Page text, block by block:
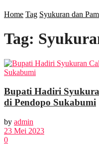
POLITIK
EKBIS
OPINI
FOTO
Home Tag Syukuran dan
Tag:
Bupati Hadiri
di Pendopo Sukabumi
by admin
23 Mei 2023
0